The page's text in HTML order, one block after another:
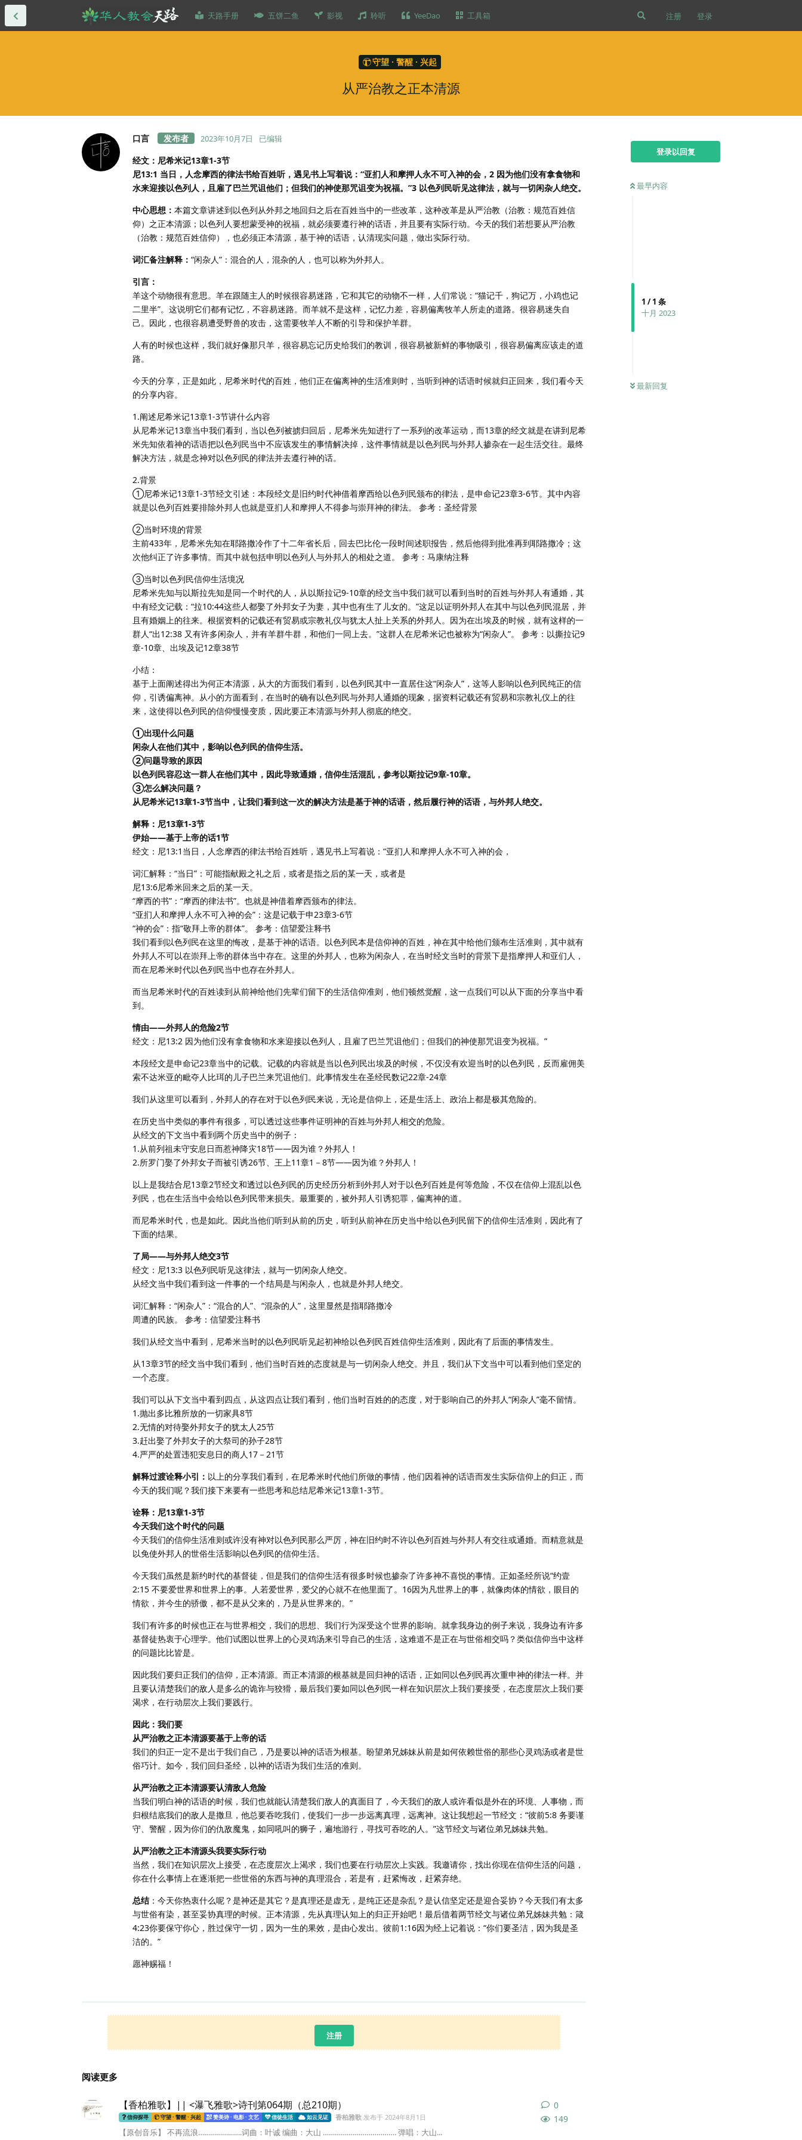
天路手册 五饼二鱼 影视 聆听 YeeDao 工具箱 注册 登录
守望 · 警醒 · 兴起
从严治教之正本清源
登录以回复
最早内容
1 /1 条
十月 2023
最新回复
口言 2023年10月7日 已编辑
经文：尼希米记13章1-3节
尼13:1 当日，人念摩西的律法书给百姓听，遇见书上写着说：“亚扪人和摩押人永不可入神的会，2 因为他们没有拿食物和
水来迎接以色列人，且雇了巴兰咒诅他们；但我们的神使那咒诅变为祝福。”3 以色列民听见这律法，就与一切闲杂人绝交。
中心思想： 本篇文章讲述到以色列从外邦之地回归之后在百姓当中的一些改革，这种改革是从严治教（治教：规范百姓信
仰）之正本清源；以色列人要想蒙受神的祝福，就必须要遵行神的话语，并且要有实际行动。今天的我们若想要从严治教
（治教：规范百姓信仰），也必须正本清源，基于神的话语，认清现实问题，做出实际行动。
词汇备注解释： “闲杂人”：混合的人，混杂的人，也可以称为外邦人。
引言：
羊这个动物很有意思。羊在跟随主人的时候很容易迷路，它和其它的动物不一样，人们常说：“猫记千，狗记万，小鸡也记
二里半”。这说明它们都有记忆，不容易迷路。而羊就不是这样，记忆力差，容易偏离牧羊人所走的道路。很容易迷失自
己。因此，也很容易遭受野兽的攻击，这需要牧羊人不断的引导和保护羊群。
人有的时候也这样，我们就好像那只羊，很容易忘记历史给我们的教训，很容易被新鲜的事物吸引，很容易偏离应该走的道
路。
今天的分享，正是如此，尼希米时代的百姓，他们正在偏离神的生活准则时，当听到神的话语时候就归正回来，我们看今天
的分享内容。
1.阐述尼希米记13章1-3节讲什么内容
从尼希米记13章当中我们看到，当以色列被掳归回后，尼希米先知进行了一系列的改革运动，而13章的经文就是在讲到尼希
米先知依着神的话语把以色列民当中不应该发生的事情解决掉，这件事情就是以色列民与外邦人掺杂在一起生活交往。最终
解决方法，就是念神对以色列民的律法并去遵行神的话。
2.背景
①尼希米记13章1-3节经文引述：本段经文是旧约时代神借着摩西给以色列民颁布的律法，是申命记23章3-6节。其中内容
就是以色列百姓要排除外邦人也就是亚扪人和摩押人不得参与崇拜神的律法。 参考：圣经背景
②当时环境的背景
主前433年，尼希米先知在耶路撒冷作了十二年省长后，回去巴比伦一段时间述职报告，然后他得到批准再到耶路撒冷；这
次他纠正了许多事情。而其中就包括申明以色列人与外邦人的相处之道。 参考：马康纳注释
③当时以色列民信仰生活境况
尼希米先知与以斯拉先知是同一个时代的人，从以斯拉记9-10章的经文当中我们就可以看到当时的百姓与外邦人有通婚，其
中有经文记载：“拉10:44这些人都娶了外邦女子为妻，其中也有生了儿女的。”这足以证明外邦人在其中与以色列民混居，并
且有婚姻上的往来。根据资料的记载还有贸易或宗教礼仪与犹太人扯上关系的外邦人。因为在出埃及的时候，就有这样的一
群人“出12:38 又有许多闲杂人，并有羊群牛群，和他们一同上去。”这群人在尼希米记也被称为“闲杂人”。 参考：以撕拉记9
章-10章、出埃及记12章38节
小结：
基于上面阐述得出为何正本清源，从大的方面我们看到，以色列民其中一直居住这“闲杂人”，这等人影响以色列民纯正的信
仰，引诱偏离神。从小的方面看到，在当时的确有以色列民与外邦人通婚的现象，据资料记载还有贸易和宗教礼仪上的往
来，这使得以色列民的信仰慢慢变质，因此要正本清源与外邦人彻底的绝交。
①出现什么问题
闲杂人在他们其中，影响以色列民的信仰生活。
②问题导致的原因
以色列民容忍这一群人在他们其中，因此导致通婚，信仰生活混乱，参考以斯拉记9章-10章。
③怎么解决问题？
从尼希米记13章1-3节当中，让我们看到这一次的解决方法是基于神的话语，然后履行神的话语，与外邦人绝交。
解释：尼13章1-3节
伊始——基于上帝的话1节
经文：尼13:1当日，人念摩西的律法书给百姓听，遇见书上写着说：“亚扪人和摩押人永不可入神的会，
词汇解释：“当日”：可能指献殿之礼之后，或者是指之后的某一天，或者是
尼13:6尼希米回来之后的某一天。
“摩西的书”：“摩西的律法书”。也就是神借着摩西颁布的律法。
“亚扪人和摩押人永不可入神的会”：这是记载于申23章3-6节
“神的会”：指“敬拜上帝的群体”。 参考：信望爱注释书
我们看到以色列民在这里的悔改，是基于神的话语。以色列民本是信仰神的百姓，神在其中给他们颁布生活准则，其中就有
外邦人不可以在崇拜上帝的群体当中存在。这里的外邦人，也称为闲杂人，在当时经文当时的背景下是指摩押人和亚们人，
而在尼希米时代以色列民当中也存在外邦人。
而当尼希米时代的百姓读到从前神给他们先辈们留下的生活信仰准则，他们顿然觉醒，这一点我们可以从下面的分享当中看
到。
情由——外邦人的危险2节
经文：尼13:2 因为他们没有拿食物和水来迎接以色列人，且雇了巴兰咒诅他们；但我们的神使那咒诅变为祝福。”
本段经文是申命记23章当中的记载。记载的内容就是当以色列民出埃及的时候，不仅没有欢迎当时的以色列民，反而雇佣美
索不达米亚的毗夺人比珥的儿子巴兰来咒诅他们。此事情发生在圣经民数记22章-24章
我们从这里可以看到，外邦人的存在对于以色列民来说，无论是信仰上，还是生活上、政治上都是极其危险的。
在历史当中类似的事件有很多，可以透过这些事件证明神的百姓与外邦人相交的危险。
从经文的下文当中看到两个历史当中的例子：
1.从前列祖未守安息日而惹神降灾18节——因为谁？外邦人！
2.所罗门娶了外邦女子而被引诱26节、王上11章1－8节——因为谁？外邦人！
以上是我结合尼13章2节经文和透过以色列民的历史经历分析到外邦人对于以色列百姓是何等危险，不仅在信仰上混乱以色
列民，也在生活当中会给以色列民带来损失。最重要的，被外邦人引诱犯罪，偏离神的道。
而尼希米时代，也是如此。因此当他们听到从前的历史，听到从前神在历史当中给以色列民留下的信仰生活准则，因此有了
下面的结果。
了局——与外邦人绝交3节
经文：尼13:3 以色列民听见这律法，就与一切闲杂人绝交。
从经文当中我们看到这一件事的一个结局是与闲杂人，也就是外邦人绝交。
词汇解释：“闲杂人”：“混合的人”、“混杂的人”，这里显然是指耶路撒冷
周遭的民族。 参考：信望爱注释书
我们从经文当中看到，尼希米当时的以色列民听见起初神给以色列民百姓信仰生活准则，因此有了后面的事情发生。
从13章3节的经文当中我们看到，他们当时百姓的态度就是与一切闲杂人绝交。并且，我们从下文当中可以看到他们坚定的
一个态度。
我们可以从下文当中看到四点，从这四点让我们看到，他们当时百姓的的态度，对于影响自己的外邦人“闲杂人”毫不留情。
1.抛出多比雅所放的一切家具8节
2.无情的对待娶外邦女子的犹太人25节
3.赶出娶了外邦女子的大祭司的孙子28节
4.严严的处置违犯安息日的商人17－21节
解释过渡诠释小引： 以上的分享我们看到，在尼希米时代他们所做的事情，他们因着神的话语而发生实际信仰上的归正，而
今天的我们呢？我们接下来要有一些思考和总结尼希米记13章1-3节。
诠释：尼13章1-3节
今天我们这个时代的问题
今天我们的信仰生活准则或许没有神对以色列民那么严厉，神在旧约时不许以色列百姓与外邦人有交往或通婚。而精意就是
以免使外邦人的世俗生活影响以色列民的信仰生活。
今天我们虽然是新约时代的基督徒，但是我们的信仰生活有很多时候也掺杂了许多神不喜悦的事情。正如圣经所说“约壹
2:15 不要爱世界和世界上的事。人若爱世界，爱父的心就不在他里面了。16因为凡世界上的事，就像肉体的情欲，眼目的
情欲，并今生的骄傲，都不是从父来的，乃是从世界来的。”
我们有许多的时候也正在与世界相交，我们的思想、我们行为深受这个世界的影响。就拿我身边的例子来说，我身边有许多
基督徒热衷于心理学。他们试图以世界上的心灵鸡汤来引导自己的生活，这难道不是正在与世俗相交吗？类似信仰当中这样
的问题比比皆是。
因此我们要归正我们的信仰，正本清源。而正本清源的根基就是回归神的话语，正如同以色列民再次重申神的律法一样。并
且要认清楚我们的敌人是多么的诡诈与狡猾，最后我们要如同以色列民一样在知识层次上我们要接受，在态度层次上我们要
渴求，在行动层次上我们要践行。
因此：我们要
从严治教之正本清源要基于上帝的话
我们的归正一定不是出于我们自己，乃是要以神的话语为根基。盼望弟兄姊妹从前是如何依赖世俗的那些心灵鸡汤或者是世
俗巧计。如今，我们回归圣经，以神的话语为我们生活的准则。
从严治教之正本清源要认清敌人危险
当我们明白神的话语的时候，我们也就能认清楚我们敌人的真面目了，今天我们的敌人或许看似是外在的环境、人事物，而
归根结底我们的敌人是撒旦，他总要吞吃我们，使我们一步一步远离真理，远离神。这让我想起一节经文：“彼前5:8 务要谨
守、警醒，因为你们的仇敌魔鬼，如同吼叫的狮子，遍地游行，寻找可吞吃的人。”这节经文与诸位弟兄姊妹共勉。
从严治教之正本清源头我要实际行动
当然，我们在知识层次上接受，在态度层次上渴求，我们也要在行动层次上实践。我邀请你，找出你现在信仰生活的问题，
你在什么事情上在逐渐把一些世俗的东西与神的真理混合，若是有，赶紧悔改，赶紧弃绝。
总结 ：今天你热衷什么呢？是神还是其它？是真理还是虚无，是纯正还是杂乱？是认信坚定还是迎合妥协？今天我们有太多
与世俗有染，甚至妥协真理的时候。正本清源，先从真理认知上的归正开始吧！最后借着两节经文与诸位弟兄姊妹共勉：箴
4:23你要保守你心，胜过保守一切，因为一生的果效，是由心发出。彼前1:16因为经上记着说：“你们要圣洁，因为我是圣
洁的。”
愿神赐福！
注册
阅读更多
【香柏雅歌】|| <瀑飞雅歌>诗刊第064期（总210期）
信仰探寻 守望 · 警醒 · 兴起 赞美诗 · 电影 · 文艺 信徒生活 如云见证 香柏雅歌发布于 2024年8月1日 149
【原创音乐】 不再流浪………………….词曲：叶诚 编曲：大山 ………………………………. 弹唱：大山...
0